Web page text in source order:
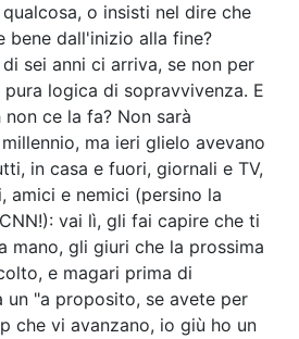
o insisti nel dire che
bene dall'inizio alla fine?
sei anni ci arriva, se non per
logica di sopravvivenza. E
ce la fa? Non sarà
ma ieri glielo avevano
in casa e fuori, giornali e TV,
amici e nemici (persino la
vai lì, gli fai capire che ti
mano, gli giuri che la prossima
e magari prima di
"a proposito, se avete per
che vi avanzano, io giù ho un